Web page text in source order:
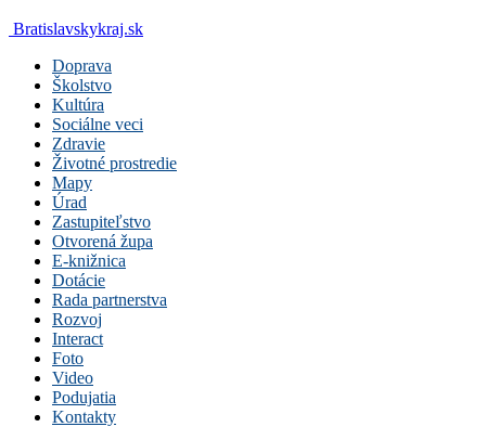
Bratislavskykraj.sk
Doprava
Školstvo
Kultúra
Sociálne veci
Zdravie
Životné prostredie
Mapy
Úrad
Zastupiteľstvo
Otvorená župa
E-knižnica
Dotácie
Rada partnerstva
Rozvoj
Interact
Foto
Video
Podujatia
Kontakty